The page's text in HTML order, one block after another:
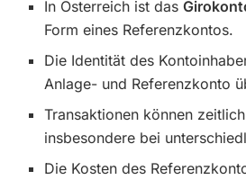
In Österreich ist das
Form eines Referenzkontos.
Die Identität des
Anlage- und Referenzkonto
Transaktionen können
insbesondere bei
Die Kosten des